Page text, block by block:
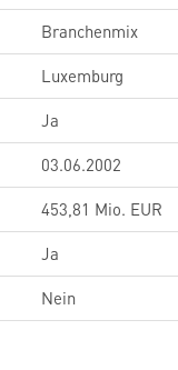
Branchenmix
Luxemburg
Ja
03.06.2002
453,81 Mio. EUR
Ja
Nein